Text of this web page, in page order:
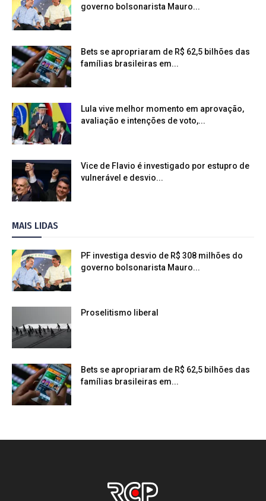
governo bolsonarista Mauro...
Bets se apropriaram de R$ 62,5 bilhões das
famílias brasileiras em...
Lula vive melhor momento em aprovação,
avaliação e intenções de voto,...
Vice de Flavio é investigado por estupro de
vulnerável e desvio...
MAIS LIDAS
PF investiga desvio de R$ 308 milhões do
governo bolsonarista Mauro...
Proselitismo liberal
Bets se apropriaram de R$ 62,5 bilhões das
famílias brasileiras em...